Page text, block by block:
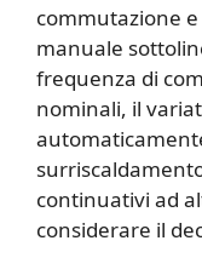
commutazione
manuale
frequenza di
nominali, il
continuativi ad
considerare il